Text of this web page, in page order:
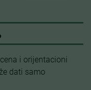
i orijentacioni
dati samo